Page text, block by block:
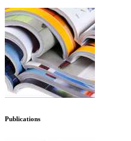
Publications